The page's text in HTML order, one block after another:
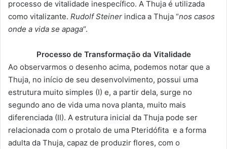
processo de vitalidade inespecífico. A Thuja é utilizada
como vitalizante. Rudolf Steiner indica a Thuja “nos casos
onde a vida se apaga“.
Processo de Transformação da Vitalidade
Ao observarmos o desenho acima, podemos notar que a
Thuja, no início de seu desenvolvimento, possui uma
estrutura muito simples (I) e, a partir dela, surge no
segundo ano de vida uma nova planta, muito mais
diferenciada (II). A estrutura inicial da Thuja pode ser
relacionada com o protalo de uma Pteridófita e a forma
adulta da Thuja, capaz de produzir flores, com o